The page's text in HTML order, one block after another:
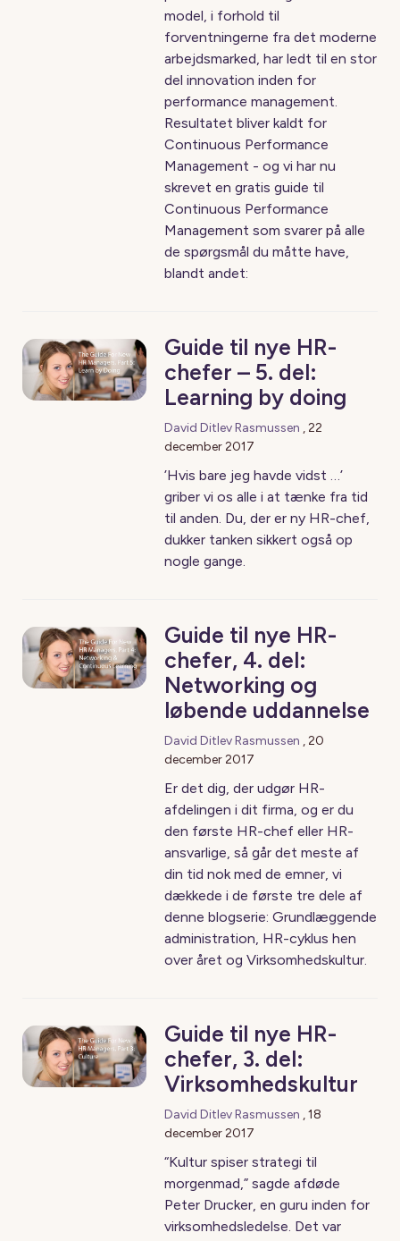
model, i forhold til
forventningerne fra det moderne
arbejdsmarked, har ledt til en stor
del innovation inden for
performance management.
Resultatet bliver kaldt for
Continuous Performance
Management - og vi har nu
skrevet en gratis guide til
Continuous Performance
Management som svarer på alle
de spørgsmål du måtte have,
blandt andet:
Guide til nye HR-
chefer – 5. del:
Learning by doing
David Ditlev Rasmussen ,22
december 2017
’Hvis bare jeg havde vidst …’
griber vi os alle i at tænke fra tid
til anden. Du, der er ny HR-chef,
dukker tanken sikkert også op
nogle gange.
Guide til nye HR-
chefer, 4. del:
Networking og
løbende uddannelse
David Ditlev Rasmussen ,20
december 2017
Er det dig, der udgør HR-
afdelingen i dit firma, og er du
den første HR-chef eller HR-
ansvarlige, så går det meste af
din tid nok med de emner, vi
dækkede i de første tre dele af
denne blogserie: Grundlæggende
administration, HR-cyklus hen
over året og Virksomhedskultur.
Guide til nye HR-
chefer, 3. del:
Virksomhedskultur
David Ditlev Rasmussen ,18
december 2017
“Kultur spiser strategi til
morgenmad,” sagde afdøde
Peter Drucker, en guru inden for
virksomhedsledelse. Det var